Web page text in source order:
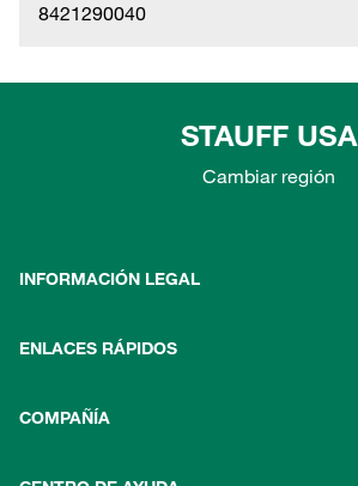
8421290040
STAUFF USA
Cambiar región
INFORMACIÓN LEGAL
ENLACES RÁPIDOS
COMPAÑÍA